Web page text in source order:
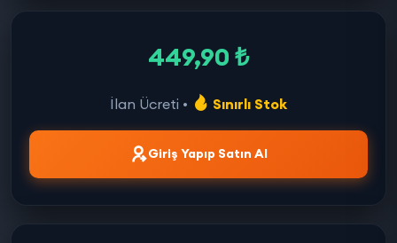
449,90 ₺
İlan Ücreti • Sınırlı Stok
Giriş Yapıp Satın Al